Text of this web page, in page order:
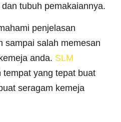
tubuh pemakaiannya.
penjelasan
sampai salah memesan
anda. SLM
tempat yang tepat buat
seragam kemeja